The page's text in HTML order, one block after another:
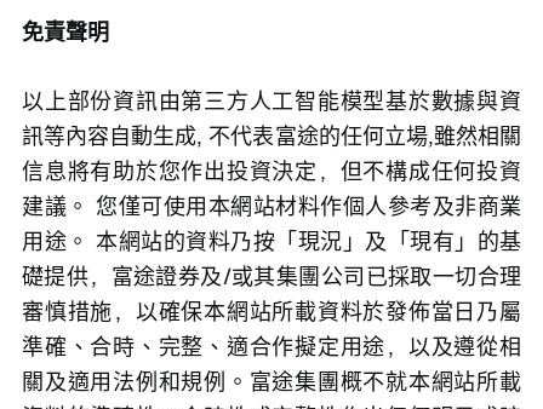
免責聲明
以上部份資訊由第三方人工智能模型基於數據與資
訊等內容自動生成, 不代表富途的任何立場,雖然相關
信息將有助於您作出投資決定，但不構成任何投資
建議。 您僅可使用本網站材料作個人參考及非商業
用途。 本網站的資料乃按「現況」及「現有」的基
礎提供，富途證券及/或其集團公司已採取一切合理
審慎措施，以確保本網站所載資料於發佈當日乃屬
準確、合時、完整、適合作擬定用途，以及遵從相
關及適用法例和規例。富途集團概不就本網站所載